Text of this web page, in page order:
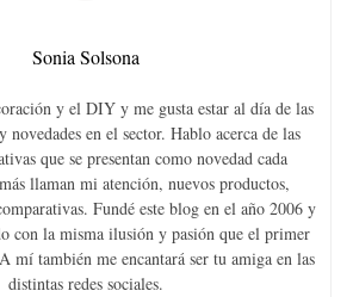
Sonia Solsona
y el DIY y me gusta estar al día de las
novedades en el sector. Hablo acerca de las
que se presentan como novedad cada
llaman mi atención, nuevos productos,
Fundé este blog en el año 2006 y
con la misma ilusión y pasión que el primer
mí también me encantará ser tu amiga en las
distintas redes sociales.